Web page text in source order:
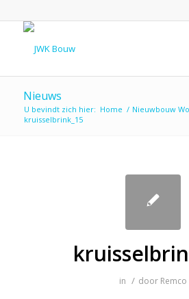
Nieuws
U bevindt zich hier: Home / Nieuwbouw
kruisselbrink_15
in / door Remco